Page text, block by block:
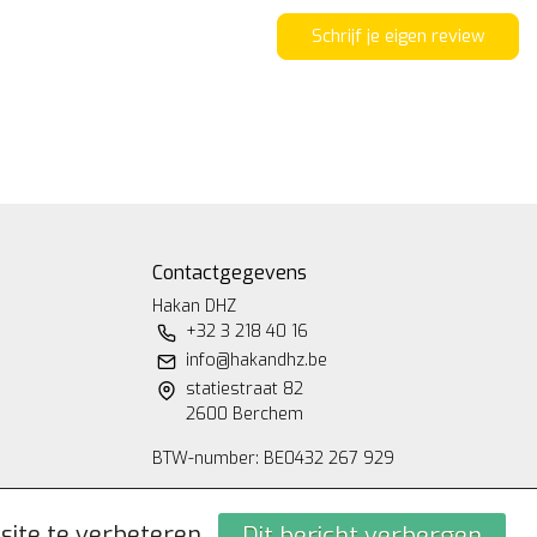
Schrijf je eigen review
Contactgegevens
Hakan DHZ
+32 3 218 40 16
info@hakandhz.be
statiestraat 82
2600 Berchem
BTW-number: BE0432 267 929